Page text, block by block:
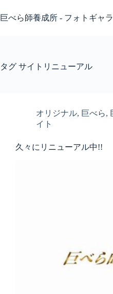
ン
ス
巨べら師養成所 - フォトギャラ
タグ サイトリニューアル
オリジナル, 巨べら,
イト
久々にリニューアル中!!